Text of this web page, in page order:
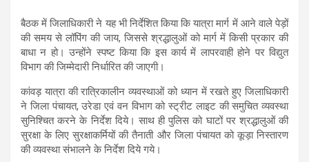
बैठक में जिलाधिकारी ने यह भी निर्देशित किया कि यात्रा मार्ग में आने वाले पेड़ों
की समय से लॉपिंग की जाय, जिससे श्रद्धालुओं को मार्ग में किसी प्रकार की
बाधा न हो। उन्होंने स्पष्ट किया कि इस कार्य में लापरवाही होने पर विद्युत
विभाग की जिम्मेदारी निर्धारित की जाएगी।
कांवड़ यात्रा की रात्रिकालीन व्यवस्थाओं को ध्यान में रखते हुए जिलाधिकारी
ने जिला पंचायत, उरेडा एवं वन विभाग को स्ट्रीट लाइट की समुचित व्यवस्था
सुनिश्चित करने के निर्देश दिये। साथ ही पुलिस को घाटों पर श्रद्धालुओं की
सुरक्षा के लिए सुरक्षाकर्मियों की तैनाती और जिला पंचायत को कूड़ा निस्तारण
की व्यवस्था संभालने के निर्देश दिये गये।